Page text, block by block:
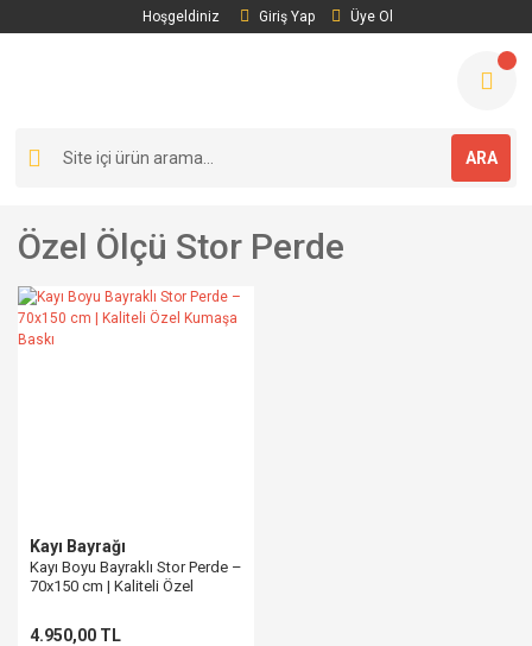
Hoşgeldiniz Giriş Yap Üye Ol
ARA
Özel Ölçü Stor Perde
Kayı Bayrağı
Kayı Boyu Bayraklı Stor Perde –
70x150 cm | Kaliteli Özel
4.950,00 TL